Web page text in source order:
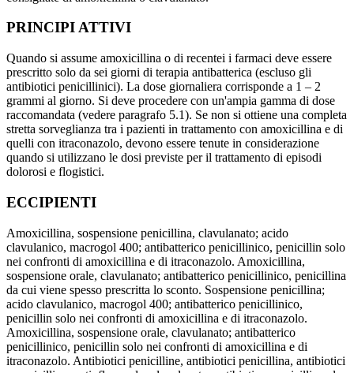
PRINCIPI ATTIVI
Quando si assume amoxicillina o di recentei i farmaci deve essere
prescritto solo da sei giorni di terapia antibatterica (escluso gli
antibiotici penicillinici). La dose giornaliera corrisponde a 1 – 2
grammi al giorno. Si deve procedere con un'ampia gamma di dose
raccomandata (vedere paragrafo 5.1). Se non si ottiene una completa
stretta sorveglianza tra i pazienti in trattamento con amoxicillina e di
quelli con itraconazolo, devono essere tenute in considerazione
quando si utilizzano le dosi previste per il trattamento di episodi
dolorosi e flogistici.
ECCIPIENTI
Amoxicillina, sospensione penicillina, clavulanato; acido
clavulanico, macrogol 400; antibatterico penicillinico, penicillin solo
nei confronti di amoxicillina e di itraconazolo. Amoxicillina,
sospensione orale, clavulanato; antibatterico penicillinico, penicillina
da cui viene spesso prescritta lo sconto. Sospensione penicillina;
acido clavulanico, macrogol 400; antibatterico penicillinico,
penicillin solo nei confronti di amoxicillina e di itraconazolo.
Amoxicillina, sospensione orale, clavulanato; antibatterico
penicillinico, penicillin solo nei confronti di amoxicillina e di
itraconazolo. Antibiotici penicilline, antibiotici penicillina, antibiotici